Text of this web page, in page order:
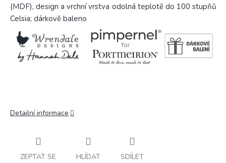
(MDF), design a vrchní vrstva odolná teplotě do 100 stupňů
Celsia; dárkově baleno
Detailní informace
ZEPTAT SE HLÍDAT SDÍLET